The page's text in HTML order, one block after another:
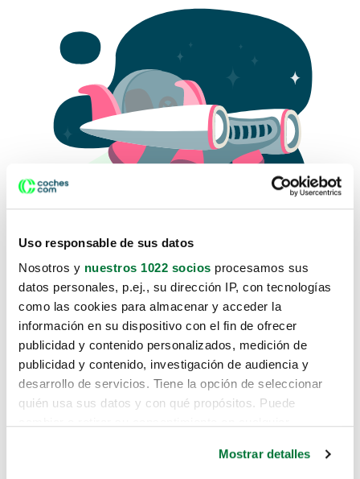
Uso responsable de sus datos
Nosotros y nuestros 1022 socios procesamos sus
datos personales, p.ej., su dirección IP, con tecnologías
como las cookies para almacenar y acceder la
información en su dispositivo con el fin de ofrecer
publicidad y contenido personalizados, medición de
publicidad y contenido, investigación de audiencia y
desarrollo de servicios. Tiene la opción de seleccionar
quién usa sus datos y con qué propósitos. Puede
Mostrar detalles
Lo sentimos, no sabemos como
te hemos traido hasta aquí.
Pero puedes encontrar el coche que estás
buscando en alguno de estos enlaces: